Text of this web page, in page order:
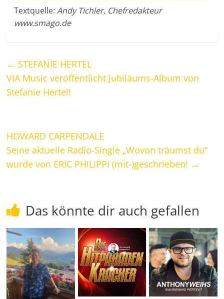
Textquelle:Andy Tichler, Chefredakteur
www.smago.de
← STEFANIE HERTEL
VIA Music veröffentlicht Jubiläums-Album von
Stefanie Hertel!
HOWARD CARPENDALE
Seine aktuelle Radio-Single „Wovon träumst du“
wurde von ERIC PHILIPPI (mit-)geschrieben! →
Das könnte dir auch gefallen